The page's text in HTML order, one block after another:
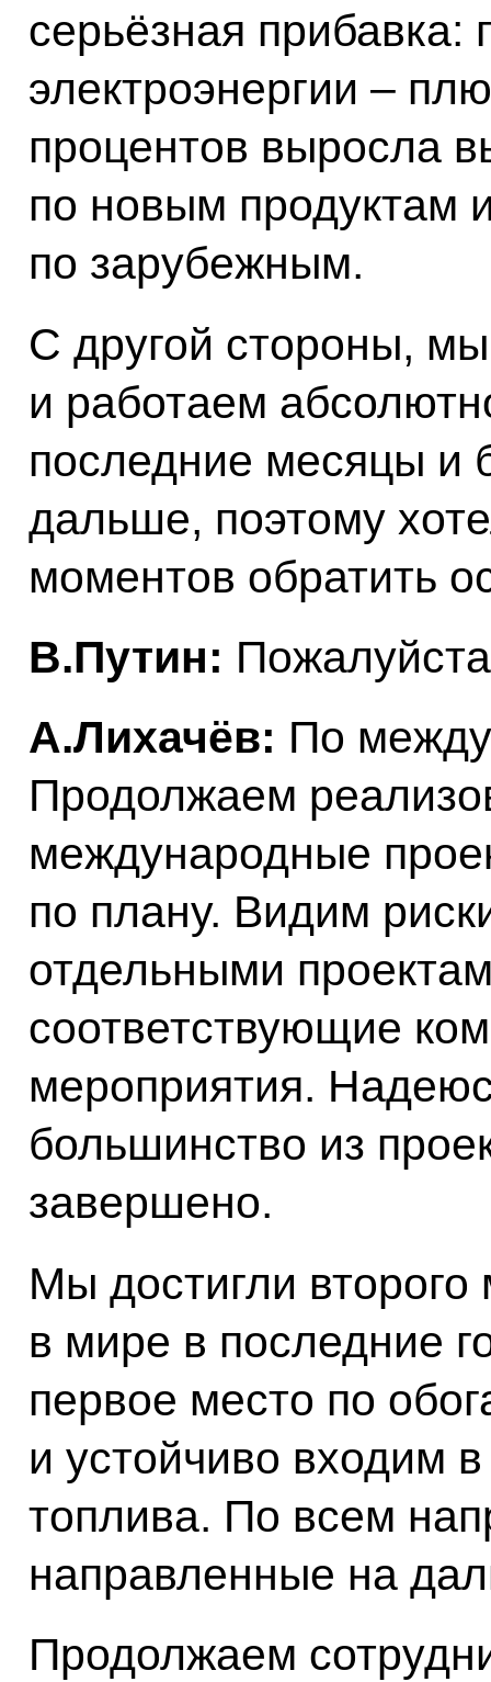
серьёзная прибавка:
электроэнергии –
процентов выросла
по новым продуктам
по зарубежным.
С другой стороны,
и работаем
последние месяцы и
дальше, поэтому
моментов обратить
В.Путин:
А.Лихачёв: По
Продолжаем
международные
по плану. Видим
отдельными
соответствующие
мероприятия.
большинство из
завершено.
Мы достигли
в мире в последние
первое место по
и устойчиво входим
топлива. По всем
направленные на
Продолжаем